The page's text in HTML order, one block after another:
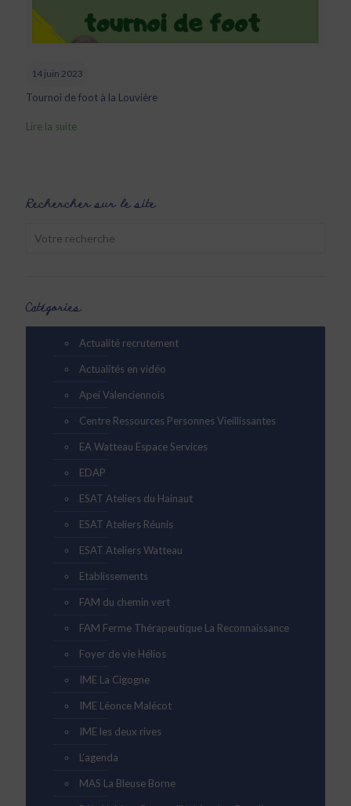
14 juin 2023
Tournoi de foot à la Louvière
Lire la suite
Rechercher sur le site
Catégories
Actualité recrutement
Actualités en vidéo
Apei Valenciennois
Centre Ressources Personnes Vieillissantes
EA Watteau Espace Services
EDAP
ESAT Ateliers du Hainaut
ESAT Ateliers Réunis
ESAT Ateliers Watteau
Etablissements
FAM du chemin vert
FAM Ferme Thérapeutique La Reconnaissance
Foyer de vie Hélios
IME La Cigogne
IME Léonce Malécot
IME les deux rives
L’agenda
MAS La Bleuse Borne